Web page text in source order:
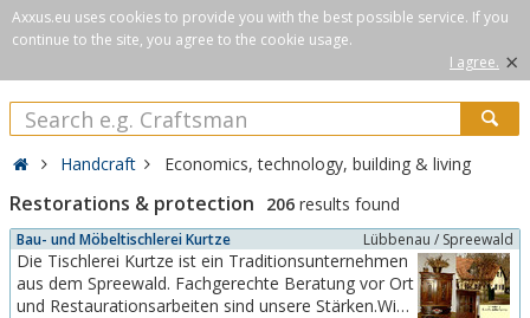
Axxus.eu uses cookies to provide you with the best possible service. If you
continue to the site, you agree to the cookie usage.
I agree. ×
Handcraft Economics, technology, building & living
Restorations & protection 206 results found
Bau- und Möbeltischlerei Kurtze Lübbenau / Spreewald
Die Tischlerei Kurtze ist ein Traditionsunternehmen
aus dem Spreewald. Fachgerechte Beratung vor Ort
und Restaurationsarbeiten sind unsere Stärken.Wir